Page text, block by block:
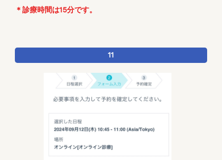
＊診療時間は15分です。
11